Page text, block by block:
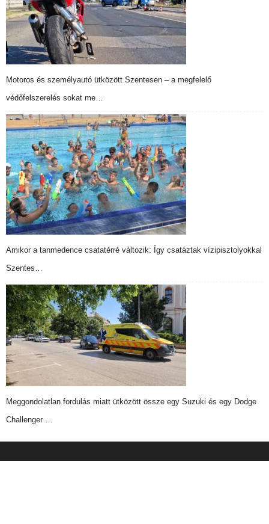
Motoros és személyautó ütközött Szentesen – a megfelelő
védőfelszerelés sokat me…
Amikor a tanmedence csatatérré változik: Így csatáztak vízipisztolyokkal
Szentes…
Meggondolatlan fordulás miatt ütközött össze egy Suzuki és egy Dodge
Challenger …